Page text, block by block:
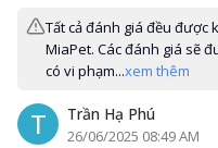
Tất cả đánh giá đều được
MiaPet. Các đánh giá sẽ
có vi phạm...xem thêm
T Trần Hạ Phú
26/06/2025 08:49 AM